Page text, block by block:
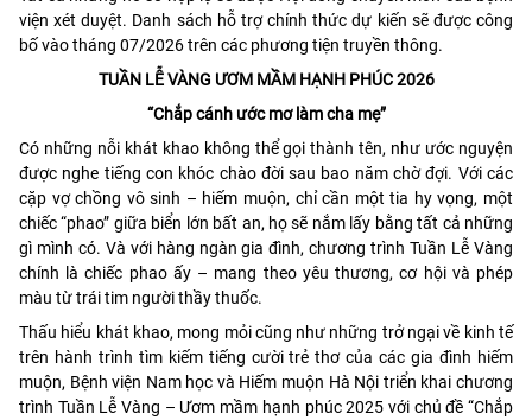
viện xét duyệt. Danh sách hỗ trợ chính thức dự kiến sẽ được công
bố vào tháng 07/2026 trên các phương tiện truyền thông.
TUẦN LỄ VÀNG ƯƠM MẦM HẠNH PHÚC 2026
“Chắp cánh ước mơ làm cha mẹ”
Có những nỗi khát khao không thể gọi thành tên, như ước nguyện
được nghe tiếng con khóc chào đời sau bao năm chờ đợi. Với các
cặp vợ chồng vô sinh – hiếm muộn, chỉ cần một tia hy vọng, một
chiếc “phao” giữa biển lớn bất an, họ sẽ nắm lấy bằng tất cả những
gì mình có. Và với hàng ngàn gia đình, chương trình Tuần Lễ Vàng
chính là chiếc phao ấy – mang theo yêu thương, cơ hội và phép
màu từ trái tim người thầy thuốc.
Thấu hiểu khát khao, mong mỏi cũng như những trở ngại về kinh tế
trên hành trình tìm kiếm tiếng cười trẻ thơ của các gia đình hiếm
muộn, Bệnh viện Nam học và Hiếm muộn Hà Nội triển khai chương
trình Tuần Lễ Vàng – Ươm mầm hạnh phúc 2025 với chủ đề “Chắp